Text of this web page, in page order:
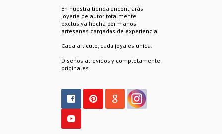
En nuestra tienda encontrarás
joyeria de autor totalmente
exclusiva hecha por manos
artesanas cargadas de experiencia.
Cada articulo, cada joya es unica.
Diseños atrevidos y completamente
originales